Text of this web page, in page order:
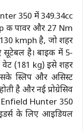
350 में 349.34cc
की पावर और 27 Nm
130 kmph है, जो शहर
सूटेबल है। बाइक में 5-
वेट (181 kg) इसे शहर
स्लिप और असिस्ट
है और नई प्रोग्रेसिव
Enfield Hunter 350
के लिए आइडियल